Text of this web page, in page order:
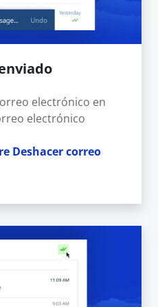
electrónico en
electrónico
Deshacer correo